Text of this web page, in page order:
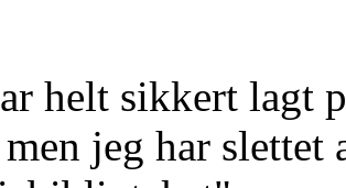
helt sikkert lagt
jeg har